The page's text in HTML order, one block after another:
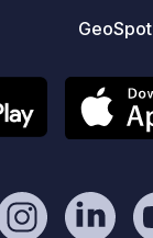
GeoSpot